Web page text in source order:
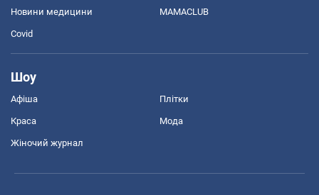
Новини медицини MAMACLUB
Covid
Шоу
Афіша Плітки
Краса Мода
Жіночий журнал